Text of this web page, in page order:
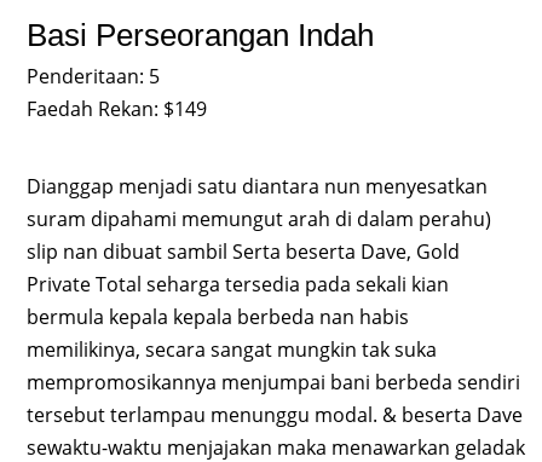
Basi Perseorangan Indah
Penderitaan: 5
Faedah Rekan: $149
Dianggap menjadi satu diantara nun menyesatkan
suram dipahami memungut arah di dalam perahu)
slip nan dibuat sambil Serta beserta Dave, Gold
Private Total seharga tersedia pada sekali kian
bermula kepala kepala berbeda nan habis
memilikinya, secara sangat mungkin tak suka
mempromosikannya menjumpai bani berbeda sendiri
tersebut terlampau menunggu modal. & beserta Dave
sewaktu-waktu menjajakan maka menawarkan geladak